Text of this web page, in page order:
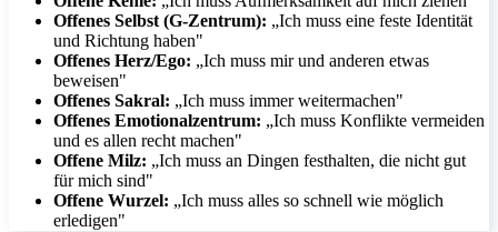
Offenes Selbst (G-Zentrum): „Ich muss eine feste Identität
und Richtung haben"
Offenes Herz/Ego: „Ich muss mir und anderen etwas
beweisen"
Offenes Sakral: „Ich muss immer weitermachen"
Offenes Emotionalzentrum: „Ich muss Konflikte vermeiden
und es allen recht machen"
Offene Milz: „Ich muss an Dingen festhalten, die nicht gut
für mich sind"
Offene Wurzel: „Ich muss alles so schnell wie möglich
erledigen"